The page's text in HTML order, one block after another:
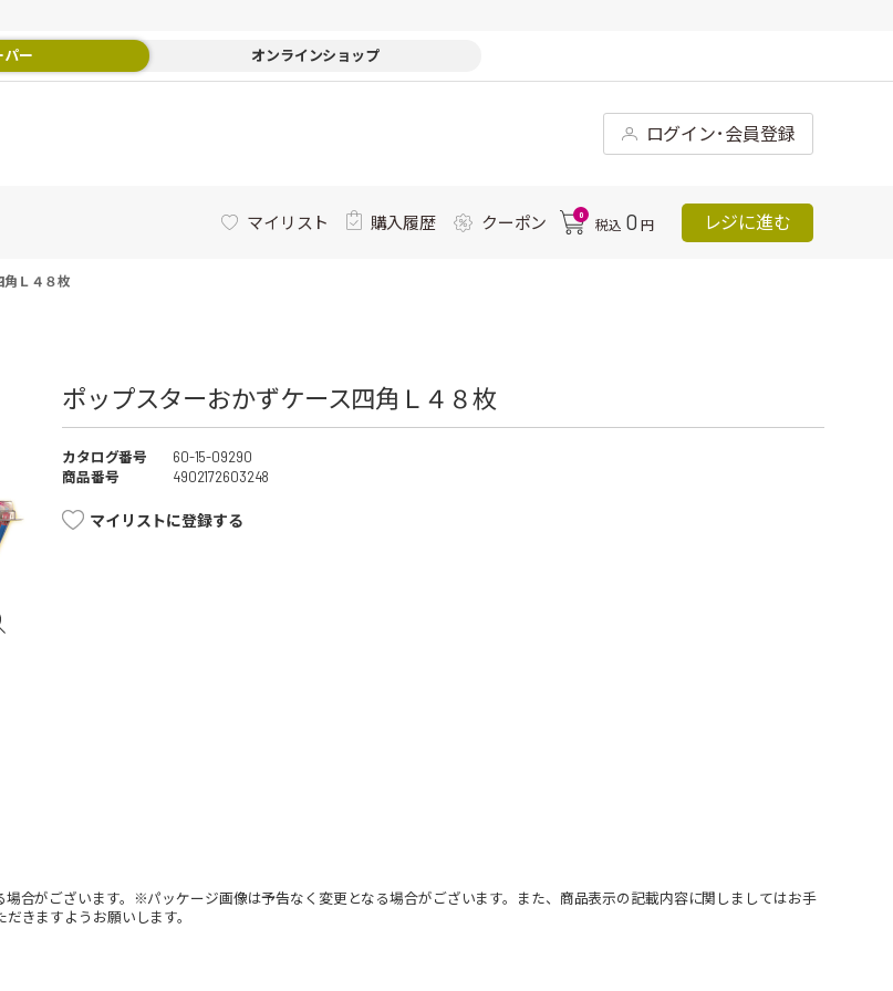
パー オンラインショップ
ログイン･会員登録
マイリスト 購入履歴 クーポン 0
税込 0 円 レジに進む
角Ｌ４８枚
ポップスターおかずケース四角Ｌ４８枚
カタログ番号
60-15-09290
商品番号
4902172603248
マイリストに登録する
合がございます。※パッケージ画像は予告なく変更となる場合がございます。また、商品表示の記載内容に関しましてはお手
きますようお願いします。